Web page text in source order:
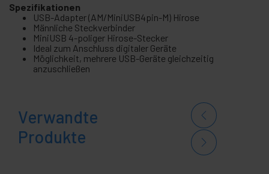
Spezifikationen
USB-Adapter (AM/MiniUSB4pin-M) Hirose
Männliche Steckverbinder
MiniUSB 4-poliger Hirose-Stecker
Ideal zum Anschluss digitaler Geräte
Möglichkeit, mehrere USB-Geräte gleichzeitig
anzuschließen
Verwandte
Produkte